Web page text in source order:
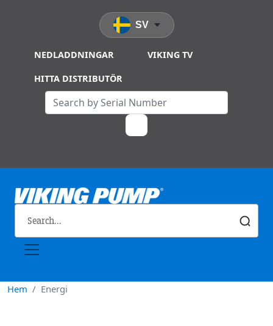
NEDLADDNINGAR VIKING TV
HITTA DISTRIBUTÖR
SV
Hem Energi